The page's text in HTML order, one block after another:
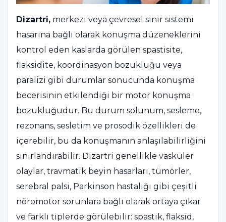
Dizartri, merkezi veya çevresel sinir sistemi
hasarına bağlı olarak konuşma düzeneklerini
kontrol eden kaslarda görülen spastisite,
flaksidite, koordinasyon bozukluğu veya
paralizi gibi durumlar sonucunda konuşma
becerisinin etkilendiği bir motor konuşma
bozukluğudur. Bu durum solunum, sesleme,
rezonans, sesletim ve prosodik özellikleri de
içerebilir, bu da konuşmanın anlaşılabilirliğini
sınırlandırabilir. Dizartri genellikle vasküler
olaylar, travmatik beyin hasarları, tümörler,
serebral palsi, Parkinson hastalığı gibi çeşitli
nöromotor sorunlara bağlı olarak ortaya çıkar
ve farklı tiplerde görülebilir: spastik, flaksid,